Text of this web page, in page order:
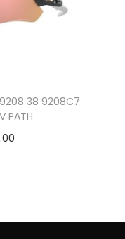
38 9208C7
PATH